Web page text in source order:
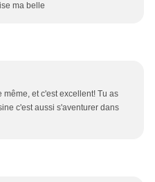
ma belle
et c'est excellent! Tu as
c'est aussi s'aventurer dans